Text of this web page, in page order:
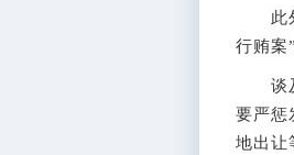
此外
行贿案
谈及
要严惩
地出让